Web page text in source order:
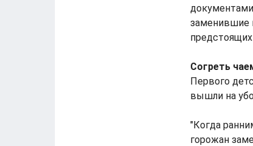
заменившие
Согреть
Первого
вышли на
"Когда
горожан